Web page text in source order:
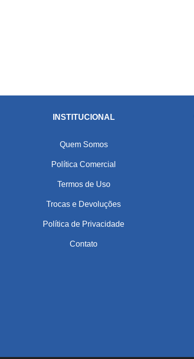
INSTITUCIONAL
Quem Somos
Política Comercial
Termos de Uso
Trocas e Devoluções
Política de Privacidade
Contato